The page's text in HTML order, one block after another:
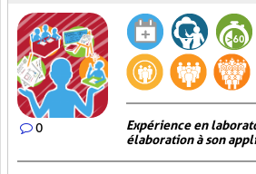
0
Expérience en
élaboration à son